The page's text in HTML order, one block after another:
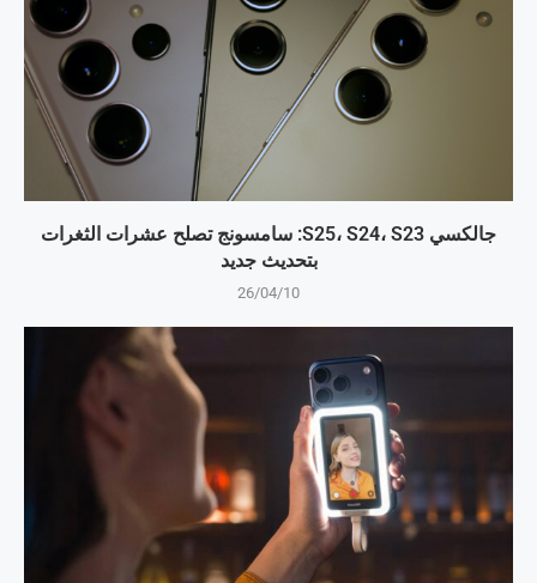
جالكسي S25، S24، S23: سامسونج تصلح عشرات الثغرات
بتحديث جديد
26/04/10